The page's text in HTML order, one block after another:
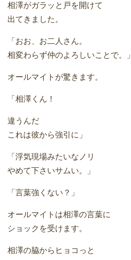
相澤がガラッと戸を開けて
出てきました。
「おお、お二人さん。
相変わらず仲のよろしいことで。」
オールマイトが驚きます。
「相澤くん！
違うんだ
これは彼から強引に」
「浮気現場みたいなノリ
やめて下さいサムい。」
「言葉強くない？」
オールマイトは相澤の言葉に
ショックを受けます。
相澤の脇からヒョコっと